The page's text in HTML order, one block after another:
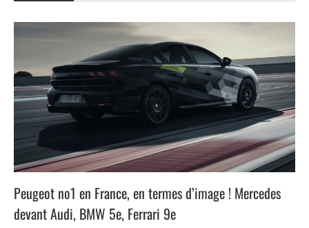
Peugeot no1 en France, en termes d’image ! Mercedes
devant Audi, BMW 5e, Ferrari 9e